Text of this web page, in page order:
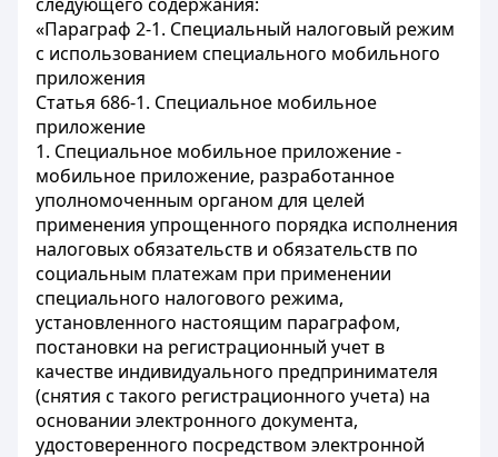
«Параграф 2-1. Специальный налоговый режим
с использованием специального мобильного
приложения
Статья 686-1. Специальное мобильное
приложение
1. Специальное мобильное приложение -
мобильное приложение, разработанное
уполномоченным органом для целей
применения упрощенного порядка исполнения
налоговых обязательств и обязательств по
социальным платежам при применении
специального налогового режима,
установленного настоящим параграфом,
постановки на регистрационный учет в
качестве индивидуального предпринимателя
(снятия с такого регистрационного учета) на
основании электронного документа,
удостоверенного посредством электронной